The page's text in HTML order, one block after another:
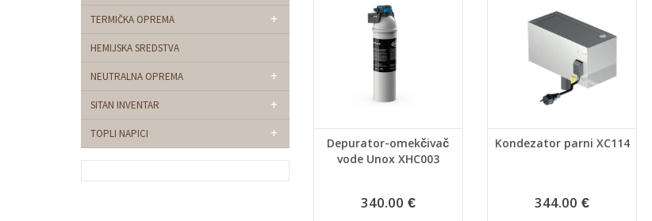
TERMIČKA OPREMA +
HEMIJSKA SREDSTVA
NEUTRALNA OPREMA +
SITAN INVENTAR +
TOPLI NAPICI +
Depurator-omekčivač
vode Unox XHC003
340.00 €
Kondezator parni XC114
344.00 €